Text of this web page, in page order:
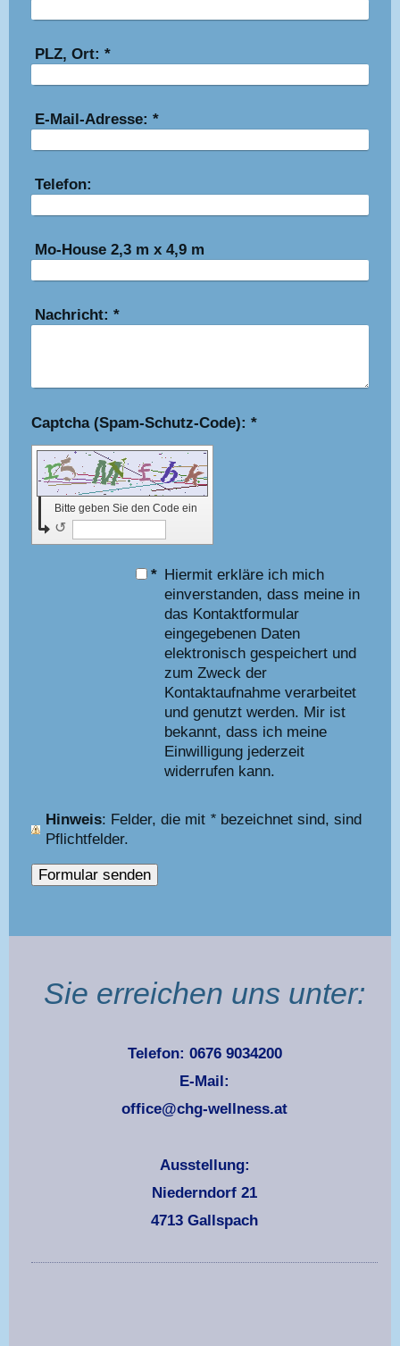
PLZ, Ort: *
E-Mail-Adresse: *
Telefon:
Mo-House 2,3 m x 4,9 m
Nachricht: *
Captcha (Spam-Schutz-Code): *
Bitte geben Sie den Code ein
↺
* Hiermit erkläre ich mich
einverstanden, dass meine in
das Kontaktformular
eingegebenen Daten
elektronisch gespeichert und
zum Zweck der
Kontaktaufnahme verarbeitet
und genutzt werden. Mir ist
bekannt, dass ich meine
Einwilligung jederzeit
widerrufen kann.
Hinweis : Felder, die mit * bezeichnet sind, sind
Pflichtfelder.
Sie erreichen uns unter:
Telefon: 0676 9034200
E-Mail:
office@chg-wellness.at
Ausstellung:
Niederndorf 21
4713 Gallspach